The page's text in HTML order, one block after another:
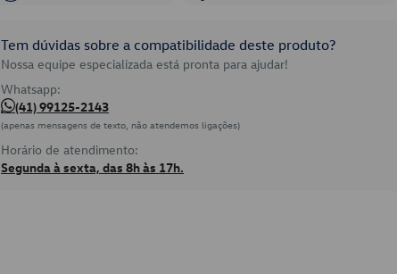
Tem dúvidas sobre a compatibilidade deste produto?
Nossa equipe especializada está pronta para ajudar!
Whatsapp:
(41) 99125-2143
(apenas mensagens de texto, não atendemos ligações)
Horário de atendimento:
Segunda à sexta, das 8h às 17h.